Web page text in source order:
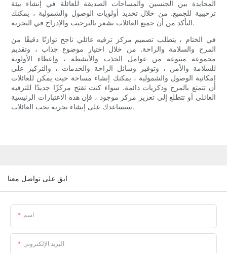
المحايدة بين الجنسين والمساحات الصديقة للعائلة في إنشاء بيئة
ترحيبية للجميع. من خلال تحديد أولويات الوصول والشمولية ، يمكنك
التأكد من أن جميع العائلات تشعر بالترحيب والإدراج في التجربة.
في الختام ، يتطلب تصميم مركز ترفيه عائلي ناجح توازنًا دقيقًا من
المرح والسلامة والراحة. من خلال اختيار موضوع جذاب ، وتقديم
مجموعة متنوعة من عوامل الجذب والأنشطة ، وإعطاء الأولوية
للسلامة والأمن ، وتوفير وسائل الراحة والخدمات ، والتركيز على
إمكانية الوصول والشمولية ، يمكنك إنشاء مساحة حيث يمكن للعائلات
أن تتمتع بالمرح وذكريات دائمة. سواء كنت تفتح مركزًا جديدًا للترفيه
العائلي أو تتطلع إلى تعزيز مركز موجود ، فإن هذه الاعتبارات الرئيسية
ستساعدك على إنشاء تجربة تحب العائلات.
ابق على تواصل معنا
اسم
البريد الإلكتروني